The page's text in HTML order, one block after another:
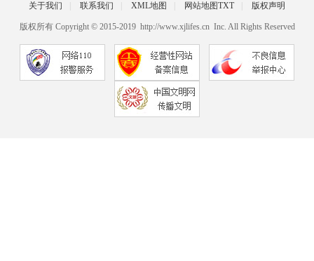
关于我们 联系我们 XML地图 网站地图TXT 版权声明
版权所有 Copyright © 2015-2019 http://www.xjlifes.cn Inc. All Rights Reserved